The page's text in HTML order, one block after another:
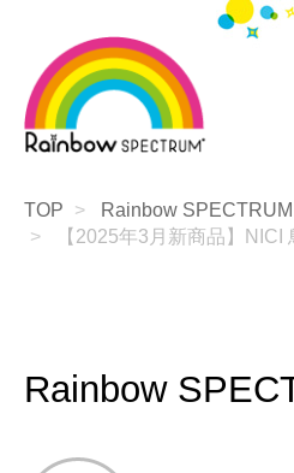
TOP Rainbow
【2025年3月新商品】NICI
Rainbow